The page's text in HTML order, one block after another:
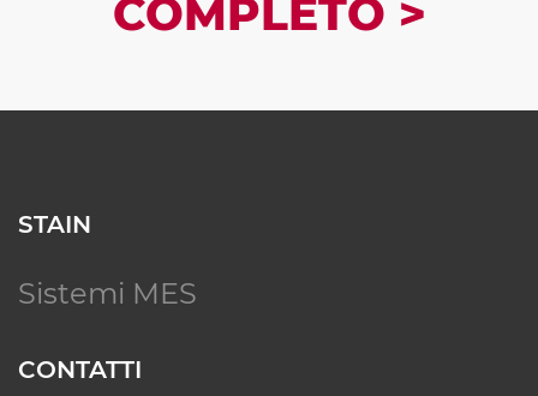
COMPLETO >
STAIN
Sistemi MES
CONTATTI